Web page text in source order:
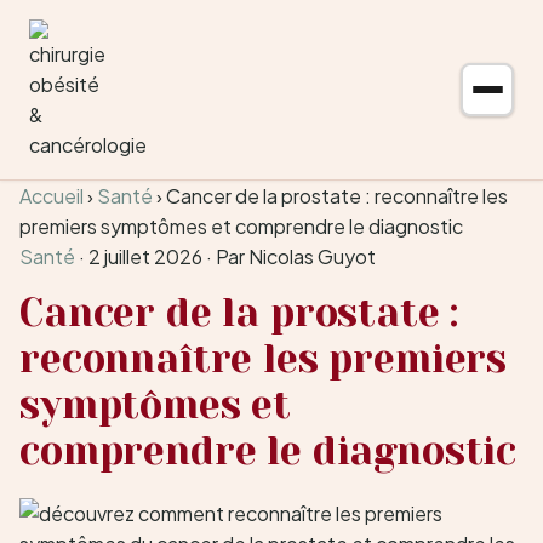
Aller au contenu
Accueil› Santé›Cancer de la prostate : reconnaître les
premiers symptômes et comprendre le diagnostic
Santé · 2 juillet 2026 · Par Nicolas Guyot
Cancer de la prostate :
reconnaître les premiers
symptômes et
comprendre le diagnostic